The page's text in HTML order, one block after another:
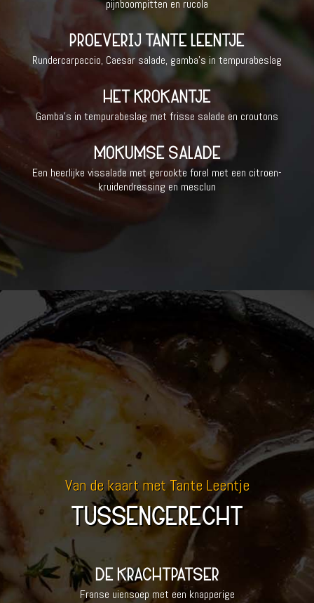
pijnboompitten en rucola
PROEVERIJ TANTE LEENTJE
Rundercarpaccio, Caesar salade, gamba’s in tempurabeslag
HET KROKANTJE
Gamba’s in tempurabeslag met frisse salade en croutons
MOKUMSE SALADE
Een heerlijke vissalade met gerookte forel met een citroen-
kruidendressing en mesclun
Van de kaart met Tante Leentje
TUSSENGERECHT
DE KRACHTPATSER
Franse uiensoep met een knapperige